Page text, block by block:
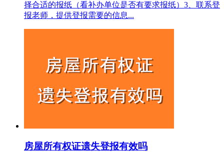
择合适的报纸（看补办单位是否有要求报纸）3、联系登
报老师，提供登报需要的信息...
房屋所有权证遗失登报有效吗